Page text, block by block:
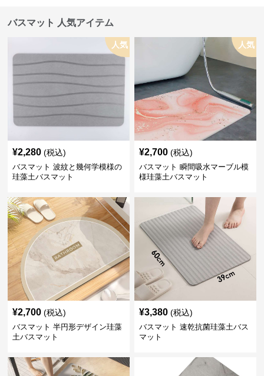
バスマット 人気アイテム
人気
¥2,280 (税込)
バスマット 波紋と幾何学模様の
珪藻土バスマット
人気
¥2,700 (税込)
バスマット 瞬間吸水マーブル模
様珪藻土バスマット
¥2,700 (税込)
バスマット 半円形デザイン珪藻
土バスマット
¥3,380 (税込)
バスマット 速乾抗菌珪藻土バス
マット